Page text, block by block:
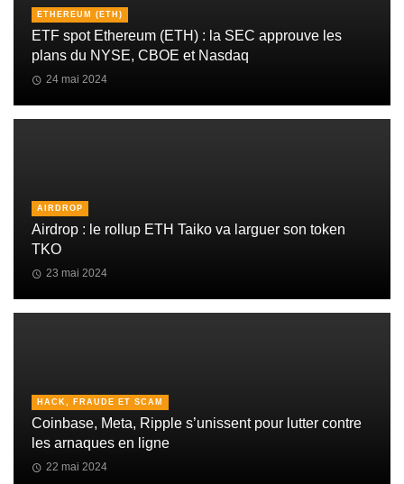
ETHEREUM (ETH)
ETF spot Ethereum (ETH) : la SEC approuve les
plans du NYSE, CBOE et Nasdaq
24 mai 2024
AIRDROP
Airdrop : le rollup ETH Taiko va larguer son token
TKO
23 mai 2024
HACK, FRAUDE ET SCAM
Coinbase, Meta, Ripple s’unissent pour lutter contre
les arnaques en ligne
22 mai 2024